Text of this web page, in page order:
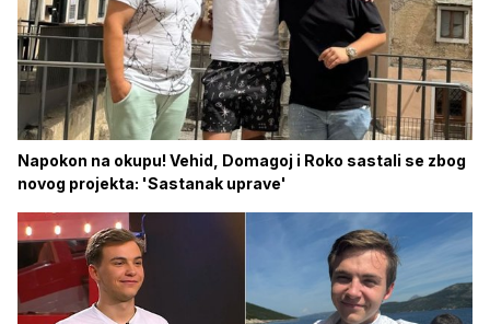
Napokon na okupu! Vehid, Domagoj i Roko sastali se zbog
novog projekta: 'Sastanak uprave'